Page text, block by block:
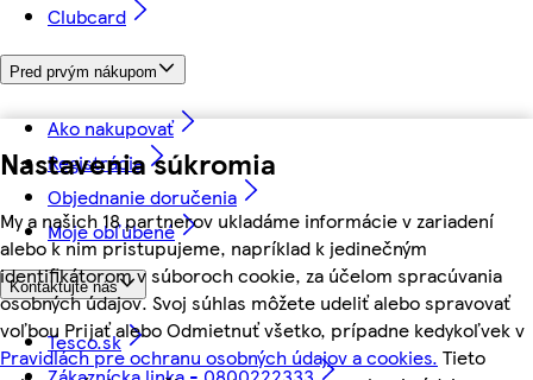
Nastavenia súkromia
My a našich 18 partnerov ukladáme informácie v zariadení
alebo k nim pristupujeme, napríklad k jedinečným
identifikátorom v súboroch cookie, za účelom spracúvania
osobných údajov. Svoj súhlas môžete udeliť alebo spravovať
voľbou Prijať alebo Odmietnuť všetko, prípadne kedykoľvek v
Pravidlách pre ochranu osobných údajov a cookies. Tieto
Clubcard
Pred prvým nákupom
Ako nakupovať
Registrácia
Objednanie doručenia
Moje obľúbené
Kontaktujte nás
Tesco.sk